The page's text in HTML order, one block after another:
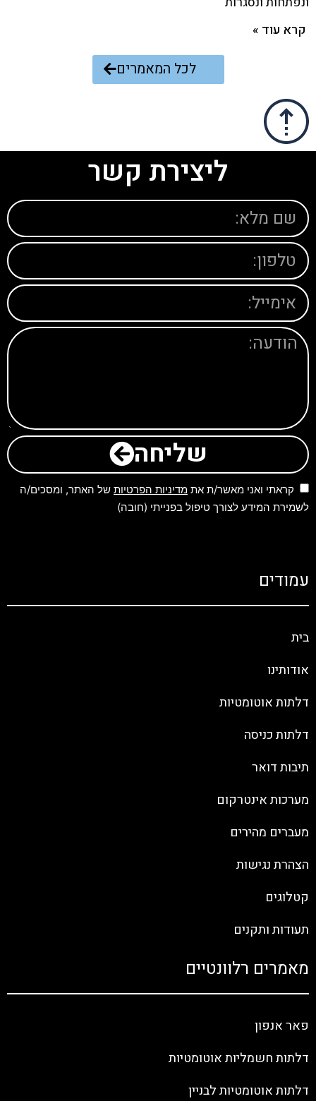
קרא עוד »
לכל המאמרים
ליצירת קשר
שליחה
קראתי ואני מאשר/ת את מדיניות הפרטיות של האתר, ומסכים/ה
לשמירת המידע לצורך טיפול בפנייתי (חובה)
עמודים
בית
אודותינו
דלתות אוטומטיות
דלתות כניסה
תיבות דואר
מערכות אינטרקום
מעברים מהירים
הצהרת נגישות
קטלוגים
תעודות ותקנים
מאמרים רלוונטיים
פאר אנפון
דלתות חשמליות אוטומטיות
דלתות אוטומטיות לבניין